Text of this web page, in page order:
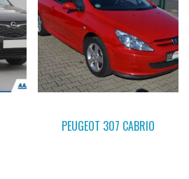
PEUGEOT 307 CABRIO